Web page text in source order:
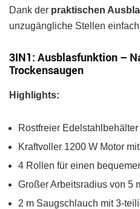
Dank der praktischen
unzugängliche Stellen
3IN1: Ausblasfunktion –
Trockensaugen
Highlights:
Rostfreier Edelstahlbehälter
Kraftvoller 1200 W Motor
4 Rollen für einen
Großer Arbeitsradius von 5
2 m Saugschlauch mit 3-